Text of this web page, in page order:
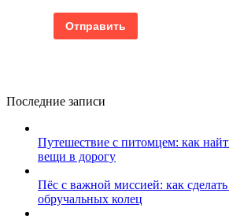
Последние записи
Путешествие с питомцем: как
вещи в дорогу
Пёс с важной миссией: как
обручальных колец